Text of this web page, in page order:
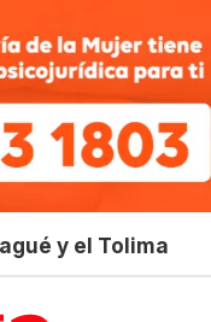
y el Tolima